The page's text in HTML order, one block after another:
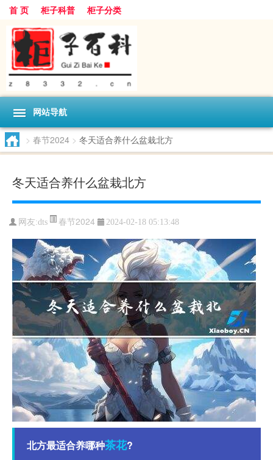
首 页 柜子科普 柜子分类
网站导航
> 春节2024 > 冬天适合养什么盆栽北方
冬天适合养什么盆栽北方
网友:dts 春节2024 2024-02-18 05:13:48
北方最适合养哪种茶花?